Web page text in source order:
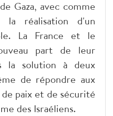
Gaza, avec comme
la réalisation d'un
La France et le
part de leur
la solution à deux
de répondre aux
paix et de sécurité
des Israéliens.